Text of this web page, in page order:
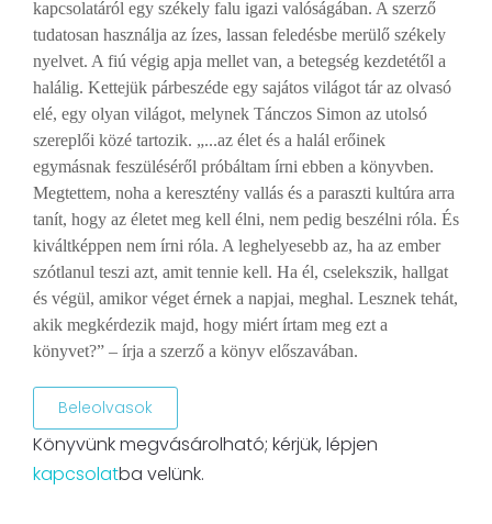
kapcsolatáról egy székely falu igazi valóságában. A szerző
tudatosan használja az ízes, lassan feledésbe merülő székely
nyelvet. A fiú végig apja mellet van, a betegség kezdetétől a
halálig. Kettejük párbeszéde egy sajátos világot tár az olvasó
elé, egy olyan világot, melynek Tánczos Simon az utolsó
szereplői közé tartozik. „...az élet és a halál erőinek
egymásnak feszüléséről próbáltam írni ebben a könyvben.
Megtettem, noha a keresztény vallás és a paraszti kultúra arra
tanít, hogy az életet meg kell élni, nem pedig beszélni róla. És
kiváltképpen nem írni róla. A leghelyesebb az, ha az ember
szótlanul teszi azt, amit tennie kell. Ha él, cselekszik, hallgat
és végül, amikor véget érnek a napjai, meghal. Lesznek tehát,
akik megkérdezik majd, hogy miért írtam meg ezt a
könyvet?” – írja a szerző a könyv előszavában.
Beleolvasok
Könyvünk megvásárolható; kérjük, lépjen
kapcsolatba velünk.